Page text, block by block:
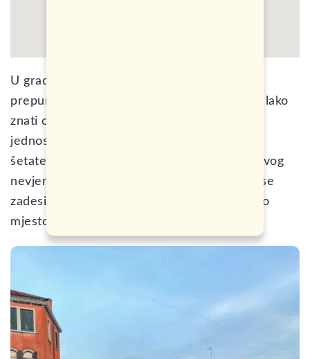
U gradu smještenom na čak
prepunom atrakcija kao što je Venecija, nije lako
znati odakle početi. Možda je najbolji način
jednostavno da se izgubite na ovim ulicama,
šetate uz kanale i otkrijete skrivene kutke ovog
nevjerovatnog grada. A gotovo gdje god da se
zadesite, vidjećete predivno, kao recimo ovo
mjesto ovdje.